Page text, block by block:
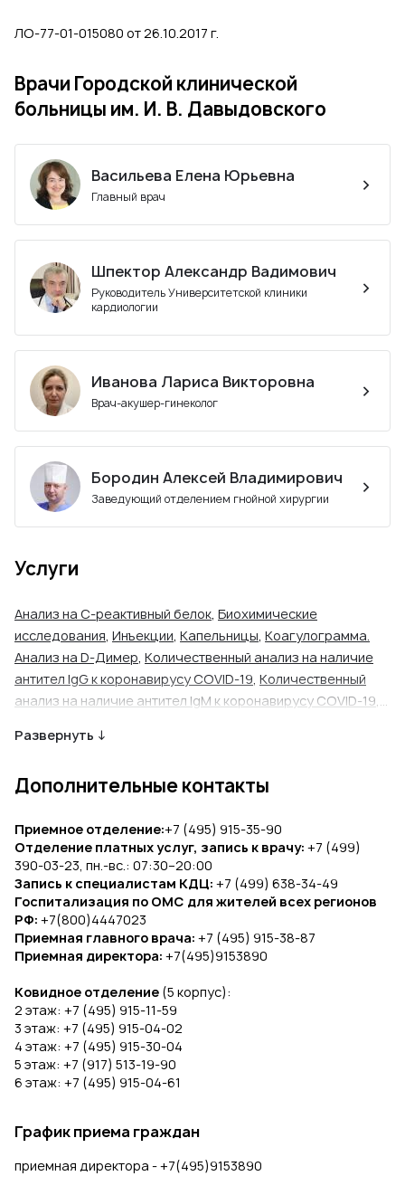
ЛО-77-01-015080 от 26.10.2017 г.
Врачи Городской клинической
больницы им. И. В. Давыдовского
Васильева Елена Юрьевна
Главный врач
Шпектор Александр Вадимович
Руководитель Университетской клиники
кардиологии
Иванова Лариса Викторовна
Врач-акушер-гинеколог
Бородин Алексей Владимирович
Заведующий отделением гнойной хирургии
Услуги
Анализ на C-реактивный белок, Биохимические
исследования, Инъекции, Капельницы, Коагулограмма.
Анализ на D-Димер, Количественный анализ на наличие
антител IgG к коронавирусу COVID-19, Количественный
анализ на наличие антител IgM к коронавирусу COVID-19,
Общий анализ мочи
после COVID-19,Реабилитация после инсульта
Электрокардиография (ЭКГ) на дому
Развернуть ↓
Дополнительные контакты
Приемное отделение:+7 (495) 915-35-90
Отделение платных услуг, запись к врачу: +7 (499)
390-03-23, пн.-вс.: 07:30–20:00
Запись к специалистам КДЦ: +7 (499) 638-34-49
Госпитализация по ОМС для жителей всех регионов
РФ: +7(800)4447023
Приемная главного врача: +7 (495) 915-38-87
Приемная директора: +7(495)9153890
Ковидное отделение (5 корпус):
2 этаж: +7 (495) 915-11-59
3 этаж: +7 (495) 915-04-02
4 этаж: +7 (495) 915-30-04
5 этаж: +7 (917) 513-19-90
6 этаж: +7 (495) 915-04-61
График приема граждан
приемная директора - +7(495)9153890